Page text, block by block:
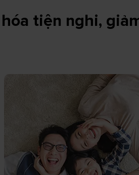
tiện nghi,